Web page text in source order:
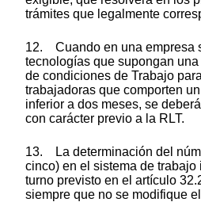
trámites que legalmente
12. Cuando en una empresa
tecnologías que supongan
de condiciones de Trabajo
trabajadoras que comporten
inferior a dos meses, se
con carácter previo a la RLT.
13. La determinación del
cinco) en el sistema de
turno previsto en el artículo
siempre que no se modifique